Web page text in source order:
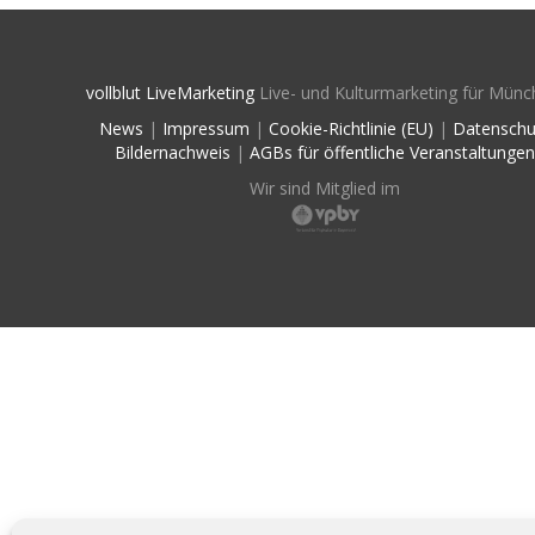
vollblut LiveMarketing Live- und Kulturmarketing für
News | Impressum | Cookie-Richtlinie (EU) |
Bildernachweis | AGBs für öffentliche Veranstaltungen
Wir sind Mitglied im